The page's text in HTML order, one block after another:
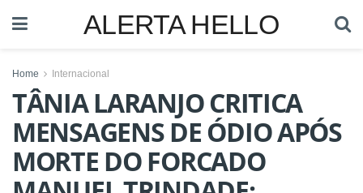
ALERTA HELLO
Home Internacional
TÂNIA LARANJO CRITICA
MENSAGENS DE ÓDIO APÓS
MORTE DO FORCADO